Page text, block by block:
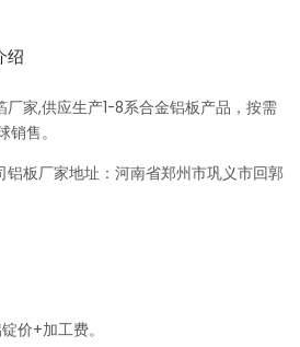
绍
厂家,供应生产1-8系合金铝板产品，按需
售。
板厂家地址：河南省郑州市巩义市回郭
价+加工费。